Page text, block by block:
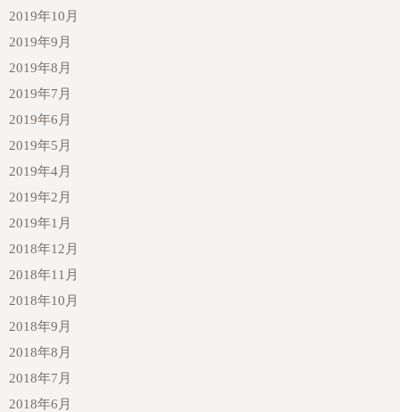
2019年10月
2019年9月
2019年8月
2019年7月
2019年6月
2019年5月
2019年4月
2019年2月
2019年1月
2018年12月
2018年11月
2018年10月
2018年9月
2018年8月
2018年7月
2018年6月